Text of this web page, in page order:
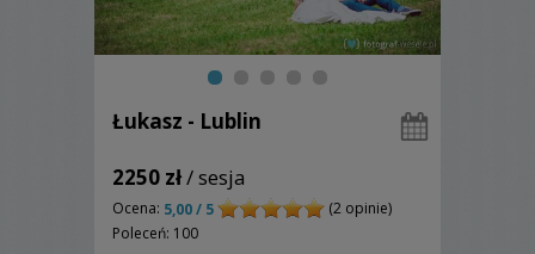
Łukasz - Lublin
2250 zł/ sesja
Ocena: 5,00 / 5
(2 opinie)
Poleceń: 100